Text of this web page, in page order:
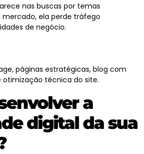
nas buscas por temas
ela perde tráfego
de negócio.
páginas estratégicas, blog com
técnica do site.
a
digital da sua